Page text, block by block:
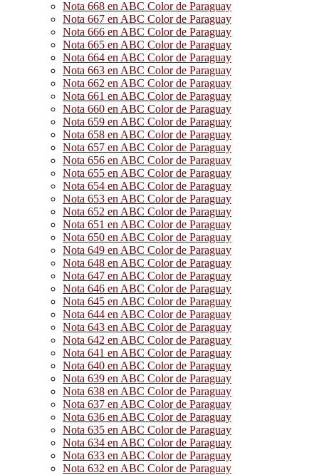
Nota 668 en ABC Color de Paraguay
Nota 667 en ABC Color de Paraguay
Nota 666 en ABC Color de Paraguay
Nota 665 en ABC Color de Paraguay
Nota 664 en ABC Color de Paraguay
Nota 663 en ABC Color de Paraguay
Nota 662 en ABC Color de Paraguay
Nota 661 en ABC Color de Paraguay
Nota 660 en ABC Color de Paraguay
Nota 659 en ABC Color de Paraguay
Nota 658 en ABC Color de Paraguay
Nota 657 en ABC Color de Paraguay
Nota 656 en ABC Color de Paraguay
Nota 655 en ABC Color de Paraguay
Nota 654 en ABC Color de Paraguay
Nota 653 en ABC Color de Paraguay
Nota 652 en ABC Color de Paraguay
Nota 651 en ABC Color de Paraguay
Nota 650 en ABC Color de Paraguay
Nota 649 en ABC Color de Paraguay
Nota 648 en ABC Color de Paraguay
Nota 647 en ABC Color de Paraguay
Nota 646 en ABC Color de Paraguay
Nota 645 en ABC Color de Paraguay
Nota 644 en ABC Color de Paraguay
Nota 643 en ABC Color de Paraguay
Nota 642 en ABC Color de Paraguay
Nota 641 en ABC Color de Paraguay
Nota 640 en ABC Color de Paraguay
Nota 639 en ABC Color de Paraguay
Nota 638 en ABC Color de Paraguay
Nota 637 en ABC Color de Paraguay
Nota 636 en ABC Color de Paraguay
Nota 635 en ABC Color de Paraguay
Nota 634 en ABC Color de Paraguay
Nota 633 en ABC Color de Paraguay
Nota 632 en ABC Color de Paraguay